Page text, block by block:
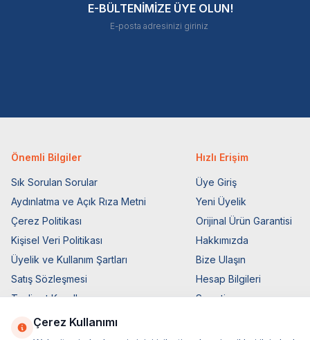
E-BÜLTENİMİZE ÜYE OLUN!
Önemli Bilgiler
Sık Sorulan Sorular
Aydınlatma ve Açık Rıza Metni
Çerez Politikası
Kişisel Veri Politikası
Üyelik ve Kullanım Şartları
Satış Sözleşmesi
Teslimat Koşulları
Ticari Elektronik İzin
Elektronik İleti Aydınlatma Metni
Hızlı Erişim
Üye Giriş
Yeni Üyelik
Orijinal Ürün Garantisi
Hakkımızda
Bize Ulaşın
Hesap Bilgileri
Sepetim
Müşteri Hizmetleri
Çerez Kullanımı